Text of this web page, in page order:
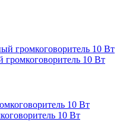
громкоговоритель 10 Вт
10 Вт